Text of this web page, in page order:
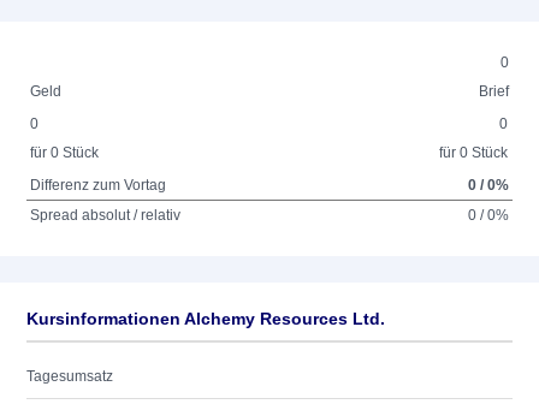
0
Geld
Brief
0
für 0 Stück
0
für 0 Stück
Differenz zum Vortag
0 / 0%
Spread absolut / relativ
0 / 0%
Kursinformationen Alchemy Resources Ltd.
Tagesumsatz